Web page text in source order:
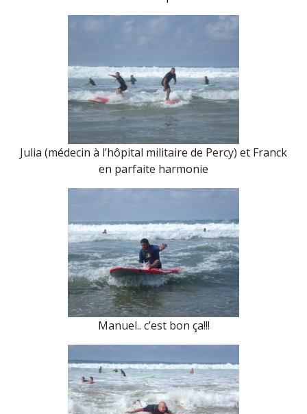
Julia (médecin à l’hôpital militaire de Percy) et Franck
en parfaite harmonie
Manuel.. c’est bon ça!!!